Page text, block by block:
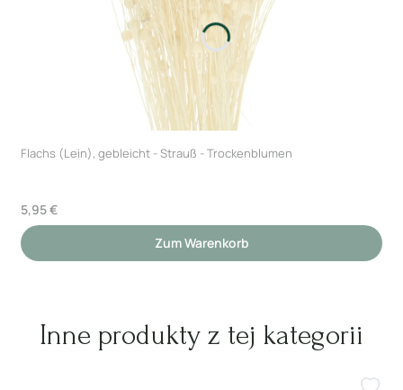
Flachs (Lein), gebleicht - Strauß - Trockenblumen
Preis
5,95 €
Zum Warenkorb
Inne produkty z tej kategorii